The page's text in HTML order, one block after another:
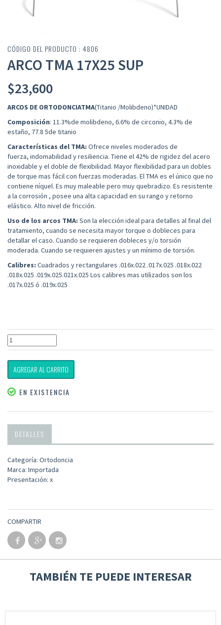
CÓDIGO DEL PRODUCTO : 4806
ARCO TMA 17X25 SUP
$23,600
ARCOS DE ORTODONCIATMA(Titanio /Molibdeno)*UNIDAD
Composición: 11.3%de molibdeno, 6.6% de circonio, 4.3% de
estaño, 77.8 5de titanio
Características del TMA: Ofrece niveles moderados de
fuerza, indomabilidad y resiliencia. Tiene el 42% de rigidez del acero
inoxidable y el doble de flexibilidad. Mayor flexibilidad para un dobles
de torque mas fácil con fuerzas moderadas. El TMA es el único que no
contiene níquel. Es muy maleable pero muy quebradizo. Es resistente
a la corrosión , posee una alta capacidad en su rango y retorno
elástico. Alto nivel de fricción.
Uso de los arcos TMA: Son la elección ideal para detalles al final del
tratamiento, cuando se necesita mayor torque o dobleces para
detallar el caso. Cuando se requieren dobleces y/o torsión
moderada. Cuando se requieren ajustes y un mínimo de torsión.
Calibres: Cuadrados y rectangulares .016x.022 .017x.025 .018x.022
.018x.025 .019x.025.021x.025 Los calibres mas utilizados son los
.017x.025 ó .019x.025
AGREGAR AL CARRITO
EN EXISTENCIA
DETALLES
Categoría: Ortodoncia
Marca: Importada
Presentación: x
COMPARTIR
TAMBIÉN TE PUEDE INTERESAR